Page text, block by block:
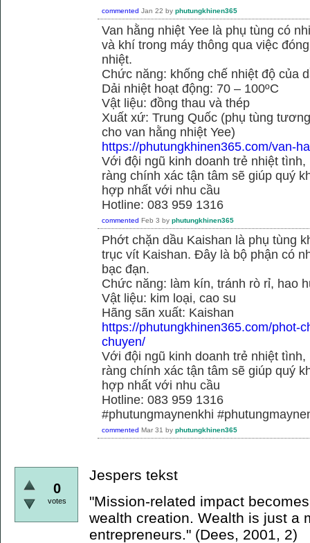
commented Jan 22 by phutungkhinen365
Van hằng nhiệt Yee là phụ tùng có
và khí trong máy thông qua việc
nhiệt.
Chức năng: khống chế nhiệt độ của
Dải nhiệt hoạt động: 70 – 100ºC
Vật liệu: đồng thau và thép
Xuất xứ: Trung Quốc (phụ tùng
cho van hằng nhiệt Yee)
https://phutungkhinen365.com/van-
Với đội ngũ kinh doanh trẻ nhiệt
ràng chính xác tận tâm sẽ giúp quý
hợp nhất với nhu cầu
Hotline: 083 959 1316
commented Feb 3 by phutungkhinen365
Phớt chặn dầu Kaishan là phụ tùng
trục vít Kaishan. Đây là bộ phận có
bạc đạn.
Chức năng: làm kín, tránh rò rỉ, hao
Vật liệu: kim loại, cao su
Hãng sãn xuất: Kaishan
https://phutungkhinen365.com/phot-
chuyen/
Với đội ngũ kinh doanh trẻ nhiệt
ràng chính xác tận tâm sẽ giúp quý
hợp nhất với nhu cầu
Hotline: 083 959 1316
#phutungmaynenkhi
commented Mar 31 by phutungkhinen365
0
votes
Jespers tekst
"Mission-related impact
wealth creation. Wealth is just a
entrepreneurs." (Dees, 2001, 2)